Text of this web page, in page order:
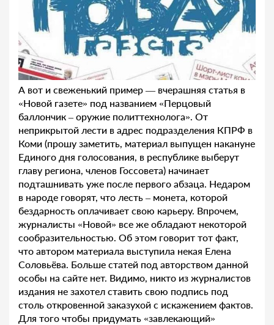
А вот и свеженький пример — вчерашняя статья в
«Новой газете» под названием «Перцовый
баллончик – оружие политтехнолога». От
неприкрытой лести в адрес подразделения КПРФ в
Коми (прошу заметить, материал выпущен накануне
Единого дня голосования, в республике выберут
главу региона, членов Госсовета) начинает
подташнивать уже после первого абзаца. Недаром
в народе говорят, что лесть – монета, которой
бездарность оплачивает свою карьеру. Впрочем,
журналисты «Новой» все же обладают некоторой
сообразительностью. Об этом говорит тот факт,
что автором материала выступила некая Елена
Соловьёва. Больше статей под авторством данной
особы на сайте нет. Видимо, никто из журналистов
издания не захотел ставить свою подпись под
столь откровенной заказухой с искажением фактов.
Для того чтобы придумать «завлекающий»